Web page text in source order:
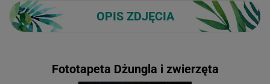
OPIS ZDJĘCIA
Fototapeta Dżungla i zwierzęta